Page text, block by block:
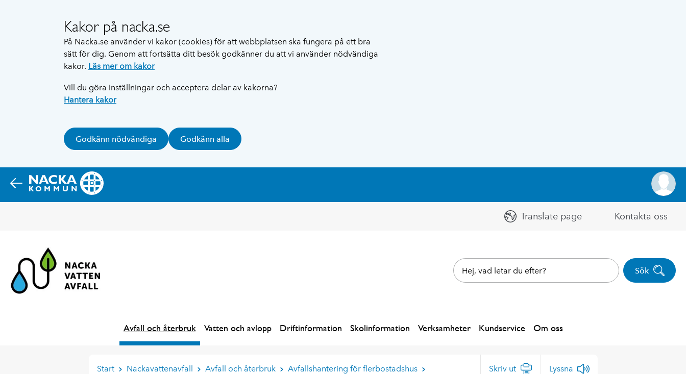
Kakor på nacka.se
På Nacka.se använder vi kakor (cookies) för att webbplatsen ska fungera på ett bra
sätt för dig. Genom att fortsätta ditt besök godkänner du att vi använder nödvändiga
kakor. Läs mer om kakor
Vill du göra inställningar och acceptera delar av kakorna?
Hantera kakor
Godkänn nödvändiga Godkänn alla
Translate page Kontakta oss
Sök
Avfall och återbruk Vatten och avlopp Driftinformation Skolinformation Verksamheter Kundservice Om oss
Start Nackavattenavfall Avfall och återbruk
Avfallshantering för flerbostadshus
Skriv ut Lyssna